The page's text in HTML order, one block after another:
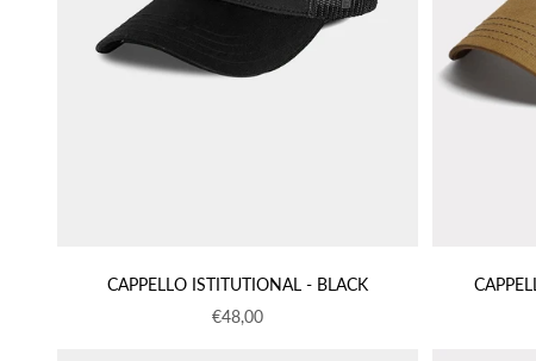
CAPPELLO ISTITUTIONAL - BLACK
Prezzo scontato
€48,00